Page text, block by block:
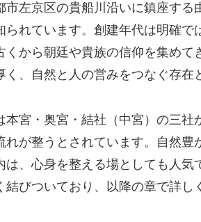
市左京区の貴船川沿いに鎮座す
られています。創建年代は明確
くから朝廷や貴族の信仰を集め
く、自然と人の営みをつなぐ存在
本宮・奥宮・結社（中宮）の三
れが整うとされています。自然
は、心身を整える場としても人
結びついており、以降の章で詳し